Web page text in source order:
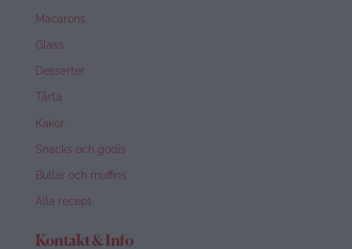
Macarons
Glass
Desserter
Tårta
Kakor
Snacks och godis
Bullar och muffins
Alla recept
Kontakt & Info